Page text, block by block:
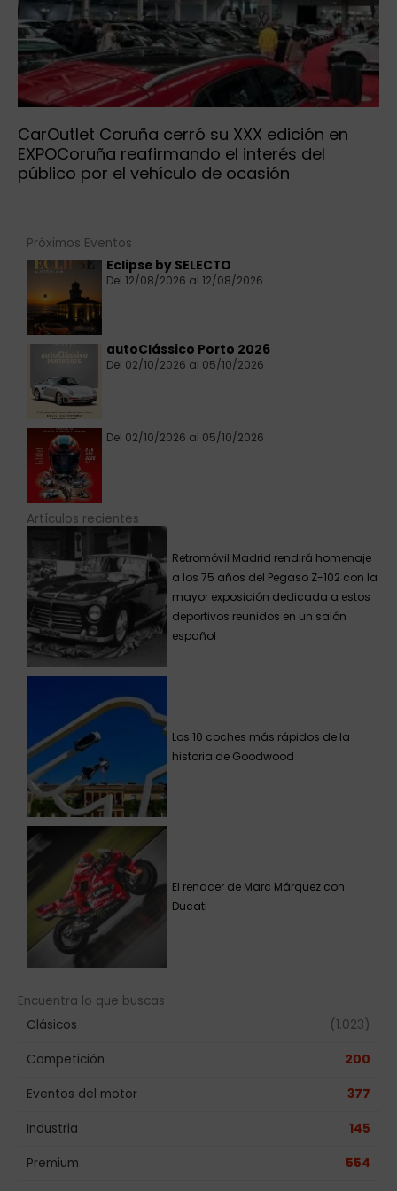
CarOutlet Coruña cerró su XXX edición en
EXPOCoruña reafirmando el interés del
público por el vehículo de ocasión
Próximos Eventos
Eclipse by SELECTO
Del 12/08/2026 al 12/08/2026
autoClássico Porto 2026
Del 02/10/2026 al 05/10/2026
Del 02/10/2026 al 05/10/2026
Artículos recientes
Retromóvil Madrid rendirá homenaje
a los 75 años del Pegaso Z-102 con la
mayor exposición dedicada a estos
deportivos reunidos en un salón
español
Los 10 coches más rápidos de la
historia de Goodwood
El renacer de Marc Márquez con
Ducati
Encuentra lo que buscas
Clásicos
(1.023)
Competición 200
Eventos del motor 377
Industria 145
Premium 554